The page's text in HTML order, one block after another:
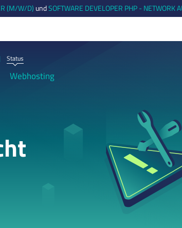
(M/W/D) undSOFTWARE DEVELOPER PHP - NETWORK
Status
Webhosting